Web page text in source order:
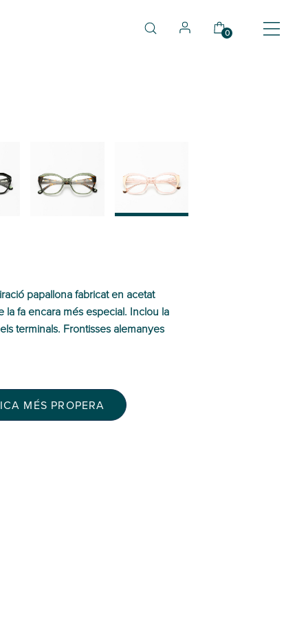
0
papallona fabricat en acetat
la fa encara més especial. Inclou la
terminals. Frontisses alemanyes
MÉS PROPERA